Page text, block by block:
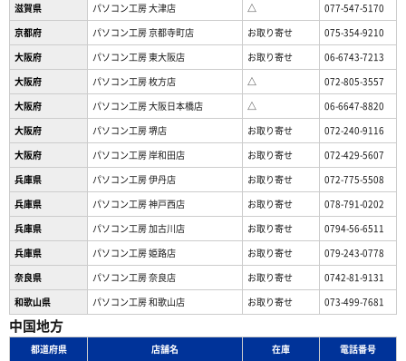
滋賀県 パソコン工房 大津店 △
077-547-5170
京都府
パソコン工房 京都寺町店 お取り寄せ
075-354-9210
大阪府
パソコン工房 東大阪店 お取り寄せ
06-6743-7213
大阪府
パソコン工房 枚方店 △
072-805-3557
大阪府
パソコン工房 大阪日本橋店 △
06-6647-8820
大阪府
パソコン工房 堺店 お取り寄せ
072-240-9116
大阪府
パソコン工房 岸和田店 お取り寄せ
072-429-5607
兵庫県
パソコン工房 伊丹店 お取り寄せ
072-775-5508
兵庫県
パソコン工房 神戸西店 お取り寄せ
078-791-0202
兵庫県
パソコン工房 加古川店 お取り寄せ
0794-56-6511
兵庫県
パソコン工房 姫路店 お取り寄せ
079-243-0778
奈良県
パソコン工房 奈良店 お取り寄せ
0742-81-9131
和歌山県
パソコン工房 和歌山店 お取り寄せ 073-499-7681
中国地方
都道府県 店舗名 在庫
電話番号